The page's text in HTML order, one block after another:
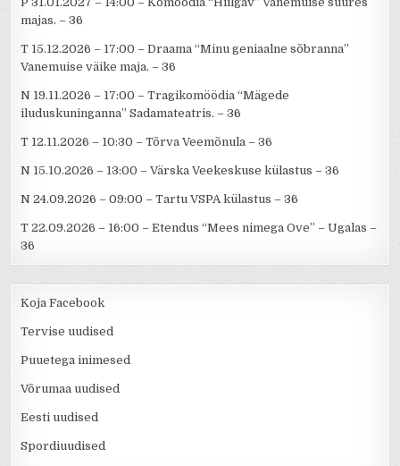
majas. – 36
T 15.12.2026 – 17:00 – Draama “Minu geniaalne sõbranna”
Vanemuise väike maja. – 36
N 19.11.2026 – 17:00 – Tragikomöödia “Mägede
iluduskuninganna” Sadamateatris. – 36
T 12.11.2026 – 10:30 – Tõrva Veemõnula – 36
N 15.10.2026 – 13:00 – Värska Veekeskuse külastus – 36
N 24.09.2026 – 09:00 – Tartu VSPA külastus – 36
T 22.09.2026 – 16:00 – Etendus “Mees nimega Ove” – Ugalas –
36
Koja Facebook
Tervise uudised
Puuetega inimesed
Võrumaa uudised
Eesti uudised
Spordiuudised